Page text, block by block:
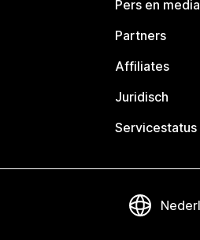
Pers en media
Partners
Affiliates
Juridisch
Servicestatus